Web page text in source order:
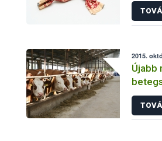
2015.
Újabb